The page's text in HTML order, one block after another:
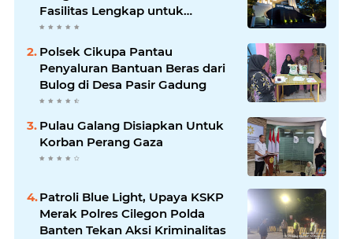
Fasilitas Lengkap untuk
Kenyamanan Tamu
Polsek Cikupa Pantau
Penyaluran Bantuan Beras dari
Bulog di Desa Pasir Gadung
Pulau Galang Disiapkan Untuk
Korban Perang Gaza
Patroli Blue Light, Upaya KSKP
Merak Polres Cilegon Polda
Banten Tekan Aksi Kriminalitas